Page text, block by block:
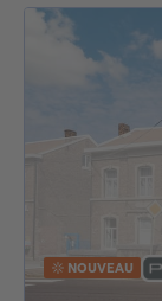
NOUVEAU